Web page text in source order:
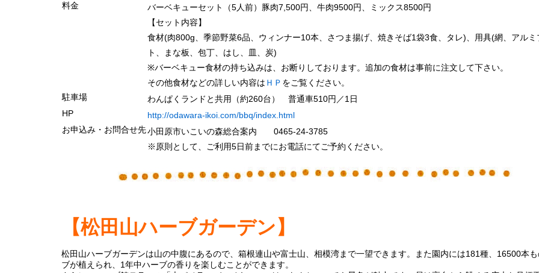
料金
バーベキューセット（5人前）豚肉7,500円、牛肉9500円、ミックス8500円
【セット内容】
食材(肉800g、季節野菜6品、ウィンナー10本、さつま揚げ、焼きそば1袋3食、タレ)、用具(網、アルミ
ト、まな板、包丁、はし、皿、炭)
※バーベキュー食材の持ち込みは、お断りしております。追加の食材は事前に注文して下さい。
その他食材などの詳しい内容は ＨＰ をご覧ください。
駐車場
わんぱくランドと共用（約260台） 普通車510円／1日
HP
http://odawara-ikoi.com/bbq/index.html
お申込み・お問合せ先小田原市いこいの森総合案内 0465-24-3785
※原則として、ご利用5日前までにお電話にてご予約ください。
【松田山ハーブガーデン】
松田山ハーブガーデンは山の中腹にあるので、箱根連山や富士山、相模湾まで一望でき ます。また園内には181種、16500本
ブが植えられ、 1年中ハーブの香りを楽しむことができます。